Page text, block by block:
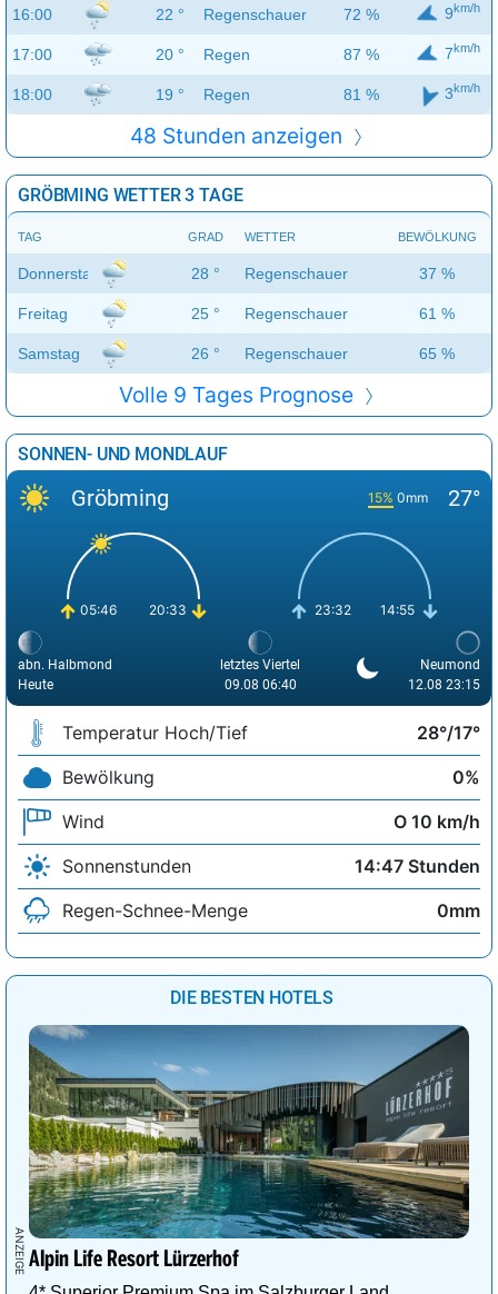
16:00 22 ° Regenschauer 72 % 9km/h
17:00 20 ° Regen 87 % 7km/h
18:00 19 ° Regen 81 % 3km/h
48 Stunden anzeigen
GRÖBMING WETTER 3 TAGE
TAG GRAD WETTER BEWÖLKUNG
Donnerstag 28 ° Regenschauer 37 %
Freitag 25 ° Regenschauer 61 %
Samstag 26 ° Regenschauer 65 %
Volle 9 Tages Prognose
SONNEN- UND MONDLAUF
Gröbming 15% 0mm 27°
05:46 20:33 23:32 14:55
abn. Halbmond
Heute
letztes Viertel
09.08 06:40
Neumond
12.08 23:15
Temperatur Hoch/Tief
28°/17°
Bewölkung
0%
Wind
O 10 km/h
Sonnenstunden
14:47 Stunden
Regen-Schnee-Menge
0mm
DIE BESTEN HOTELS
Alpin Life Resort Lürzerhof